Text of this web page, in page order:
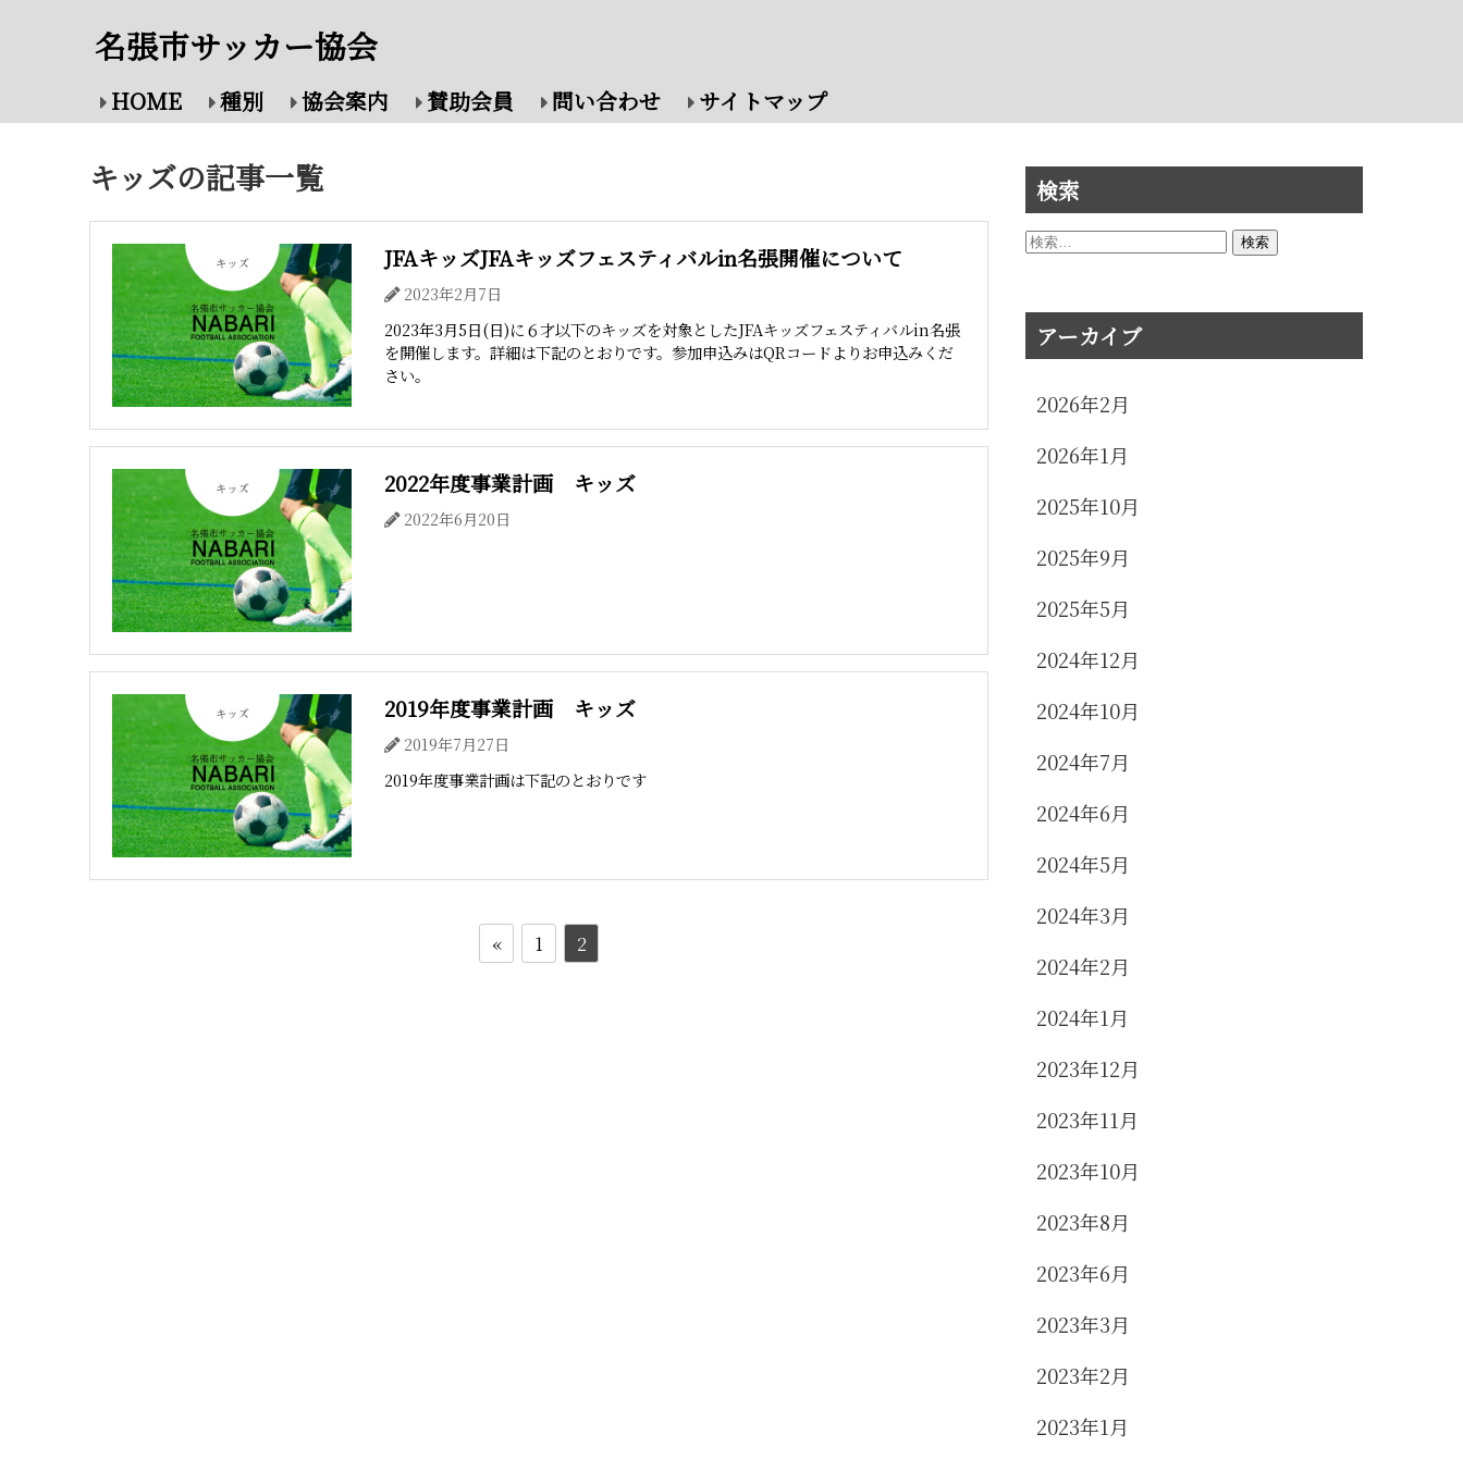
名張市サッカー協会
HOME 種別 協会案内 賛助会員 問い合わせ サイトマップ
キッズの記事一覧
JFAキッズJFAキッズフェスティバルin名張開催について
2023年2月7日
2023年3月5日(日)に６才以下のキッズを対象としたJFAキッズフェスティバルin名張
を開催します。詳細は下記のとおりです。参加申込みはQRコードよりお申込みくだ
さい。
2022年度事業計画 キッズ
2022年6月20日
2019年度事業計画 キッズ
2019年7月27日
2019年度事業計画は下記のとおりです
« 1 2
検索
検
アーカイブ
2026年2月
2026年1月
2025年10月
2025年9月
2025年5月
2024年12月
2024年10月
2024年7月
2024年6月
2024年5月
2024年3月
2024年2月
2024年1月
2023年12月
2023年11月
2023年10月
2023年8月
2023年6月
2023年3月
2023年2月
2023年1月